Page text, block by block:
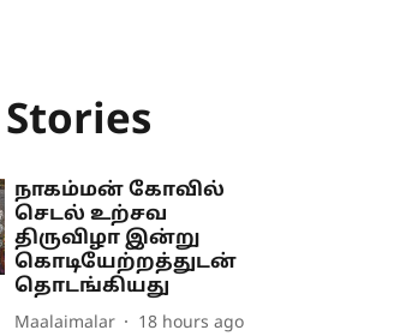
நாகம்மன் கோவில்
செடல் உற்சவ
திருவிழா இன்று
கொடியேற்றத்துடன்
தொடங்கியது
Maalaimalar 18 hours ago